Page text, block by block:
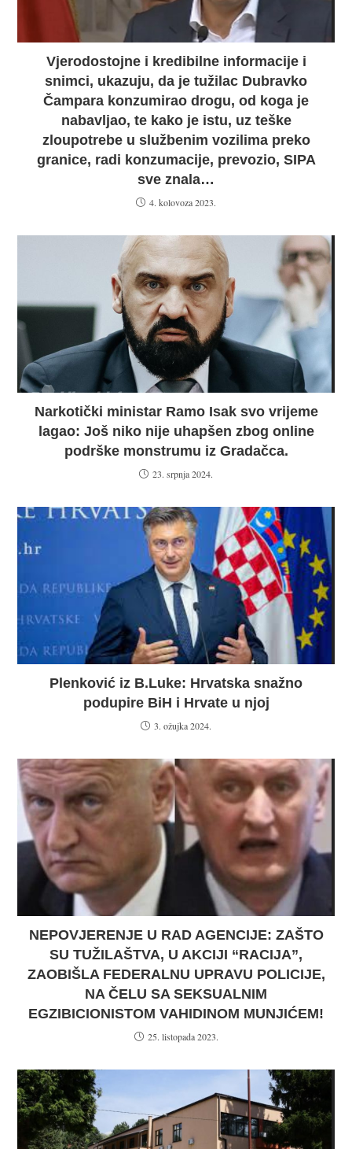
Vjerodostojne i kredibilne informacije i
snimci, ukazuju, da je tužilac Dubravko
Čampara konzumirao drogu, od koga je
nabavljao, te kako je istu, uz teške
zloupotrebe u službenim vozilima preko
granice, radi konzumacije, prevozio, SIPA
sve znala…
4. kolovoza 2023.
Narkotički ministar Ramo Isak svo vrijeme
lagao: Još niko nije uhapšen zbog online
podrške monstrumu iz Gradačca.
23. srpnja 2024.
Plenković iz B.Luke: Hrvatska snažno
podupire BiH i Hrvate u njoj
3. ožujka 2024.
NEPOVJERENJE U RAD AGENCIJE: ZAŠTO
SU TUŽILAŠTVA, U AKCIJI “RACIJA”,
ZAOBIŠLA FEDERALNU UPRAVU POLICIJE,
NA ČELU SA SEKSUALNIM
EGZIBICIONISTOM VAHIDINOM MUNJIĆEM!
25. listopada 2023.